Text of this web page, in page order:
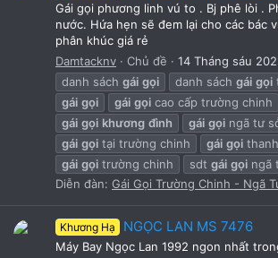
Gái gọi phương linh vú to . Bj phê lòi .
nước. Hứa hẹn sẽ đem lại cho các bác
phân khúc giá rẻ
Damtacknv
Chủ đề 14 Tháng sáu
danh sách gái gọi danh sách gái gọi
gái gọi gái gọi cao cấp trường chinh
gái gọi khương đình gái gọi ngã tư
gái gọi tại trường chinh gái gọi
gái gọi trường chinh sdt gái gọi ngã
Diễn đàn: Gái Gọi Trường Chinh - Ngã
Khương Hạ NGỌC LAN MS 7476
Máy Bay Ngọc Lan 1992 ngon nhất